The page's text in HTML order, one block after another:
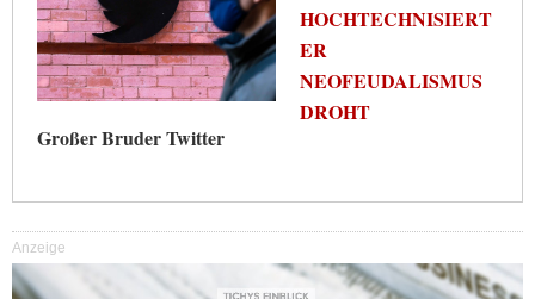
HOCHTECHNISIERT
ER
NEOFEUDALISMUS
DROHT
Großer Bruder Twitter
Anzeige